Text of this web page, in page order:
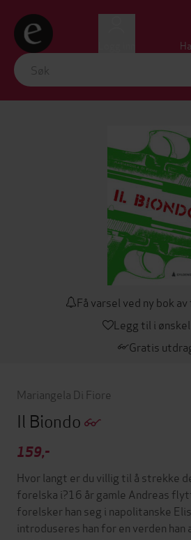
Få varsel ved ny bok
Legg til i
Gratis
Mariangela Di Fiore
Il Biondo
159,-
Hvor langt er du villig til å strekke
forelska i?16 år gamle Andreas
forelsker han seg i napolitanske
introduseres han for en verden han